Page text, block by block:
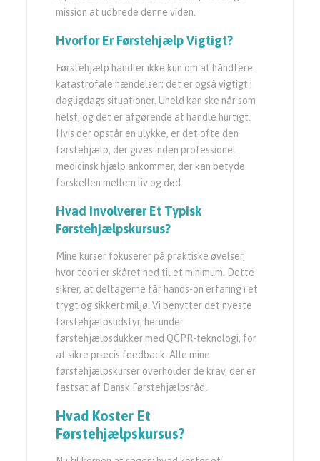
mission at udbrede denne viden.
Hvorfor Er Førstehjælp Vigtigt?
Førstehjælp handler ikke kun om at håndtere
katastrofale hændelser; det er også vigtigt i
dagligdags situationer. Uheld kan ske når som
helst, og det er afgørende at handle hurtigt.
Hvis der opstår en ulykke, er det ofte den
førstehjælp, der gives inden professionel
medicinsk hjælp ankommer, der kan betyde
forskellen mellem liv og død.
Hvad Involverer Et Typisk
Førstehjælpskursus?
Mine kurser fokuserer på praktiske øvelser,
hvor teori er skåret ned til et minimum. Dette
sikrer, at deltagerne får hands-on erfaring i et
trygt og sikkert miljø. Vi benytter det nyeste
førstehjælpsudstyr, herunder
førstehjælpsdukker med QCPR-teknologi, for
at sikre præcis feedback. Alle mine
førstehjælpskurser overholder de krav, der er
fastsat af Dansk Førstehjælpsråd.
Hvad Koster Et
Førstehjælpskursus?